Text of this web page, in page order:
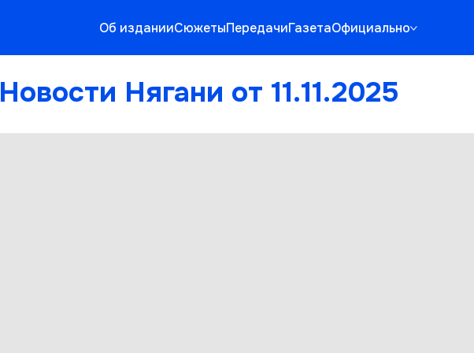
Об изданииСюжетыПередачиГазетаОфициально
Новости Нягани от 11.11.2025